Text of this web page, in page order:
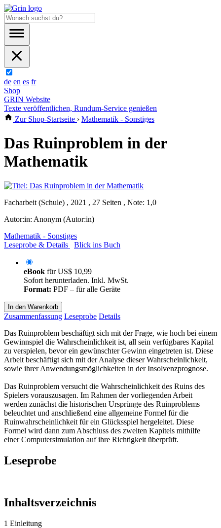
de en es fr
Shop
GRIN Website
Texte veröffentlichen, Rundum-Service genießen
Zur Shop-Startseite › Mathematik - Sonstiges
Das Ruinproblem in der
Mathematik
Facharbeit (Schule) , 2021 , 27 Seiten , Note: 1,0
Autor:in: Anonym (Autor:in)
Mathematik - Sonstiges
Leseprobe & Details
Blick ins Buch
eBook fürUS$ 10,99
Sofort herunterladen. Inkl. MwSt.
Format: PDF – für alle Geräte
In den Warenkorb
Zusammenfassung Leseprobe Details
Das Ruinproblem beschäftigt sich mit der Frage, wie hoch bei einem
Gewinnspiel die Wahrscheinlichkeit ist, all sein verfügbares Kapital
zu verspielen, bevor ein gewünschter Gewinn eingetreten ist. Diese
Arbeit beschäftigt sich mit der Analyse dieser Wahrscheinlichkeit,
sowie ihrer Anwendungsmöglichkeiten in der Insolvenzprognose.
Das Ruinproblem versucht die Wahrscheinlichkeit des Ruins des
Spielers vorauszusagen. Im Rahmen der vorliegenden Arbeit
werden zunächst die historischen Ursprünge des Ruinproblems
beleuchtet und anschließend eine allgemeine Formel für die
Ruinwahrscheinlichkeit für ein Glücksspiel hergeleitet. Diese
Formel wird dann zum Abschluss des zweiten Kapitels mithilfe
einer Computersimulation auf ihre Richtigkeit überprüft.
Leseprobe
Inhaltsverzeichnis
1 Einleitung